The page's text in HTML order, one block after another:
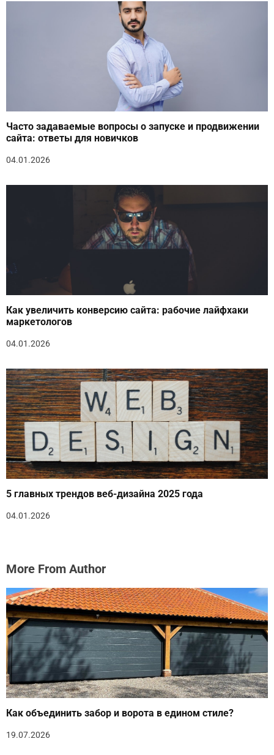
Часто задаваемые вопросы о запуске и продвижении
сайта: ответы для новичков
04.01.2026
Как увеличить конверсию сайта: рабочие лайфхаки
маркетологов
04.01.2026
5 главных трендов веб-дизайна 2025 года
04.01.2026
More From Author
Как объединить забор и ворота в едином стиле?
19.07.2026